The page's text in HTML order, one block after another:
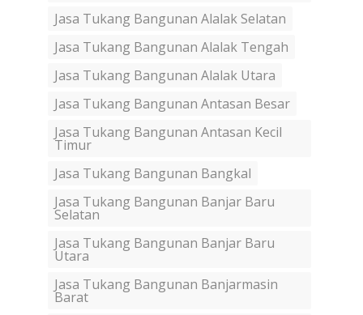
Jasa Tukang Bangunan Alalak Selatan
Jasa Tukang Bangunan Alalak Tengah
Jasa Tukang Bangunan Alalak Utara
Jasa Tukang Bangunan Antasan Besar
Jasa Tukang Bangunan Antasan Kecil
Timur
Jasa Tukang Bangunan Bangkal
Jasa Tukang Bangunan Banjar Baru
Selatan
Jasa Tukang Bangunan Banjar Baru
Utara
Jasa Tukang Bangunan Banjarmasin
Barat